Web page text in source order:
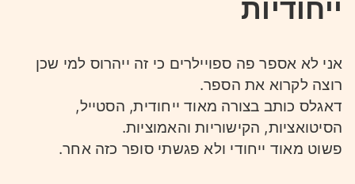
ייחודיות
אני לא אספר פה ספויילרים כי זה ייהרוס למי שכן
רוצה לקרוא את הספר.
דאגלס כותב בצורה מאוד ייחודית, הסטייל,
הסיטואציות, הקישוריות והאמוציות.
פשוט מאוד ייחודי ולא פגשתי סופר כזה אחר.